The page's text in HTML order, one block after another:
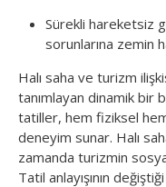
Sürekli hareketsiz
sorunlarına zemin
Halı saha ve turizm
tanımlayan dinamik bir
tatiller, hem fiziksel
deneyim sunar. Halı
zamanda turizmin
Tatil anlayışının